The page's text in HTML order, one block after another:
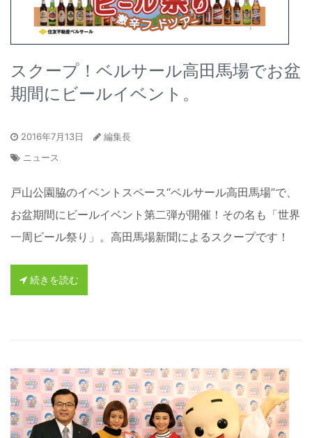
スクープ！ベルサール高田馬場でお盆
期間にビールイベント。
2016年7月13日
編集長
ニュース
戸山公園脇のイベントスペース“ベルサール高田馬場”で、
お盆期間にビールイベント第二弾が開催！その名も「世界
一周ビール祭り」。高田馬場新聞によるスクープです！
続きを読む